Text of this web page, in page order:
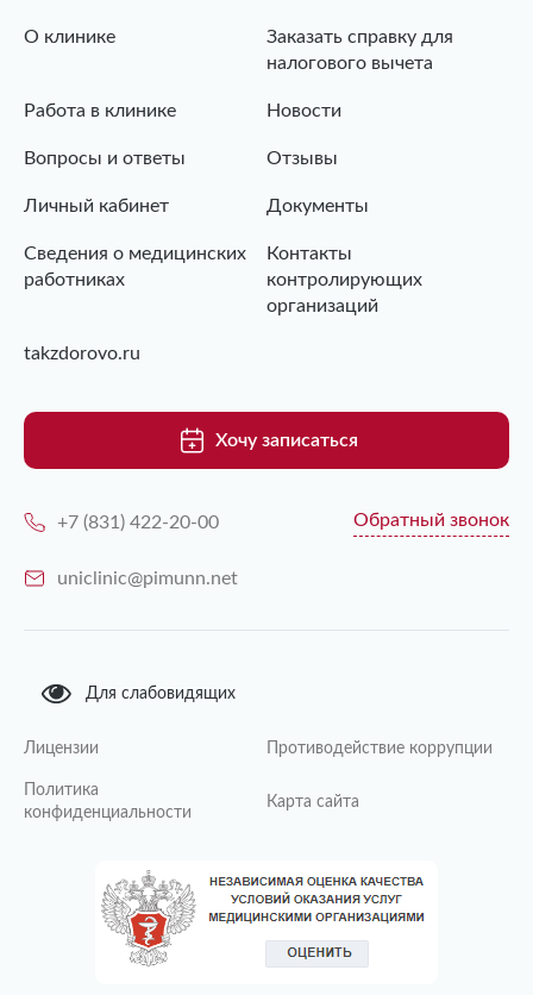
О клинике
Заказать справку для
налогового вычета
Работа в клинике Новости
Вопросы и ответы Отзывы
Личный кабинет Документы
Сведения о медицинских
работниках
Контакты
контролирующих
организаций
takzdorovo.ru
Хочу записаться
+7 (831) 422-20-00 Обратный звонок
uniclinic@pimunn.net
Для слабовидящих
Лицензии Противодействие коррупции
Политика
конфиденциальности
Карта сайта